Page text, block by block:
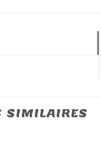
SIMILAIRES